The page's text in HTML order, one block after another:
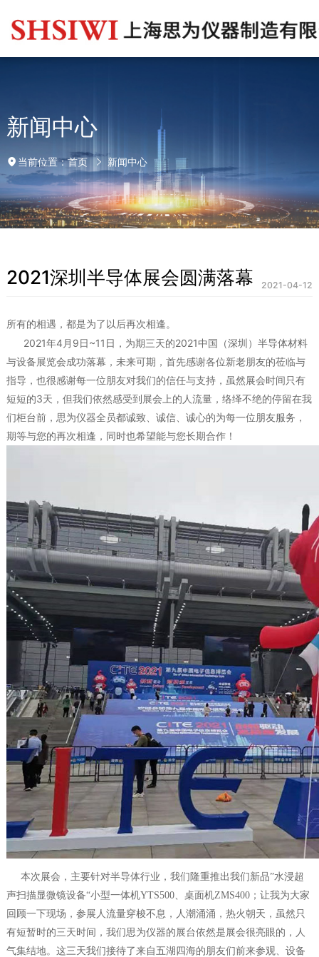
新闻中心
当前位置：首页 新闻中心
2021深圳半导体展会圆满落幕 2021-04-12
所有的相遇，都是为了以后再次相逢。
2021年4月9日~11日，为期三天的2021中国（深圳）半导体材料
与设备展览会成功落幕，未来可期，首先感谢各位新老朋友的莅临与
指导，也很感谢每一位朋友对我们的信任与支持，虽然展会时间只有
短短的3天，但我们依然感受到展会上的人流量，络绎不绝的停留在我
们柜台前，思为仪器全员都诚致、诚信、诚心的为每一位朋友服务，
期等与您的再次相逢，同时也希望能与您长期合作！
本次展会，主要针对半导体行业，我们隆重推出我们新品”水浸超
声扫描显微镜设备“小型一体机YTS500、桌面机ZMS400；让我为大家
回顾一下现场，参展人流量穿梭不息，人潮涌涌，热火朝天，虽然只
有短暂时的三天时间，我们思为仪器的展台依然是展会很亮眼的，人
气集结地。这三天我们接待了来自五湖四海的朋友们前来参观、设备